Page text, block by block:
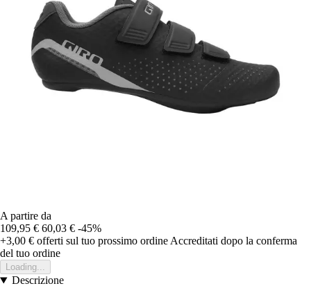
A partire da
109,95 € 60,03 € -45%
+3,00 € offerti sul tuo prossimo ordine Accreditati dopo la conferma
del tuo ordine
Loading...
Descrizione